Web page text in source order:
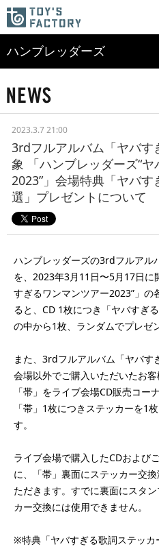
ハンブレッダーズ
2023.3.7 21:00
3rdフルアルバム「ヤバす
象 「ハンブレッダーズ“
2023”」会場特典「ヤバ
選」プレゼントについて
ハンブレッダーズの3rdフルアル
を、2023年3月11日〜5月17日に
すぎるワンマンツアー2023”」の
ると、CD 1枚につき「ヤバすぎ
の中から1枚、ランダムでプレゼ
また、3rdフルアルバム「ヤバす
会場以外でご購入いただいたお
「帯」をライブ会場CD販売コー
「帯」1枚につきステッカーを1
す。
ライブ会場で購入したCDおよび
に、「帯」裏面にステッカー交
ただきます。すでに裏面にスタ
カー交換には使用できません。
※特典「ヤバすぎる歌詞ステッ